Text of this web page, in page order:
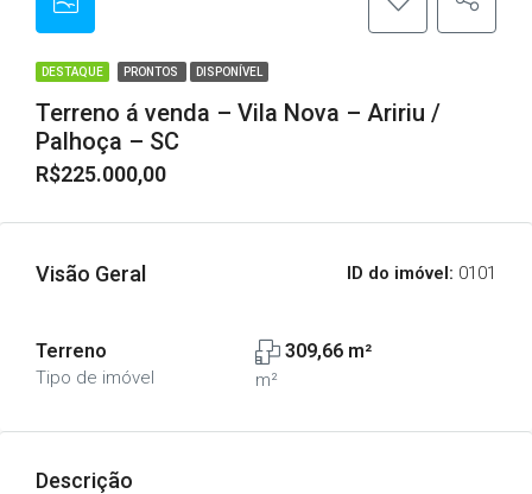
DESTAQUE PRONTOS DISPONÍVEL
Terreno á venda – Vila Nova – Aririu /
Palhoça – SC
R$225.000,00
Visão Geral ID do imóvel: 0101
Terreno
Tipo de imóvel
309,66 m²
m²
Descrição